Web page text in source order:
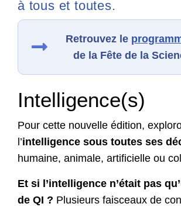
à tous et toutes.
Retrouvez le
de la Fête de la
Intelligence(s)
Pour cette nouvelle édition,
l’intelligence sous toutes ses
humaine, animale, artificielle ou
Et si l’intelligence n’était pas
de QI ? Plusieurs faisceaux de